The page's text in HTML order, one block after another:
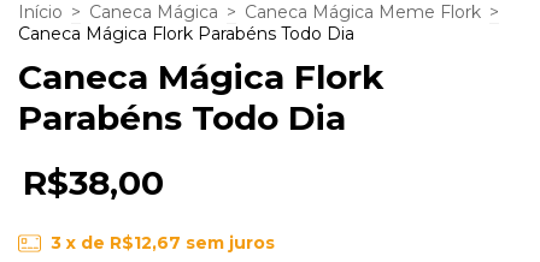
Início > Caneca Mágica > Caneca Mágica Meme Flork >
Caneca Mágica Flork Parabéns Todo Dia
Caneca Mágica Flork
Parabéns Todo Dia
R$38,00
3 x de R$12,67 sem juros